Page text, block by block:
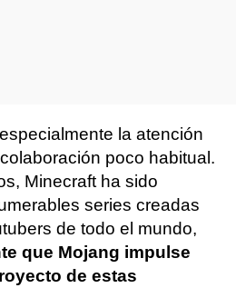
la atención
poco habitual.
Minecraft ha sido
series creadas
de todo el mundo,
que Mojang impulse
de estas